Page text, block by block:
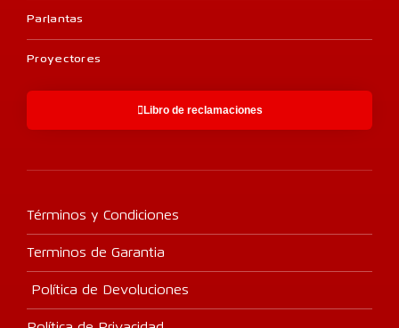
Parlantas
Proyectores
Libro de reclamaciones
Términos y Condiciones
Terminos de Garantia
Política de Devoluciones